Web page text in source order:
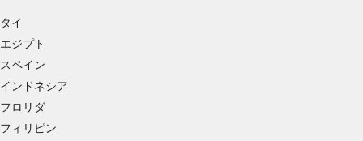
タイ
エジプト
スペイン
インドネシア
フロリダ
フィリピン
パーソナライズ広告の選択のためにプロファイ
ルを利用する
コンテンツをパーソナライズするためにプロフ
ァイルを作成する